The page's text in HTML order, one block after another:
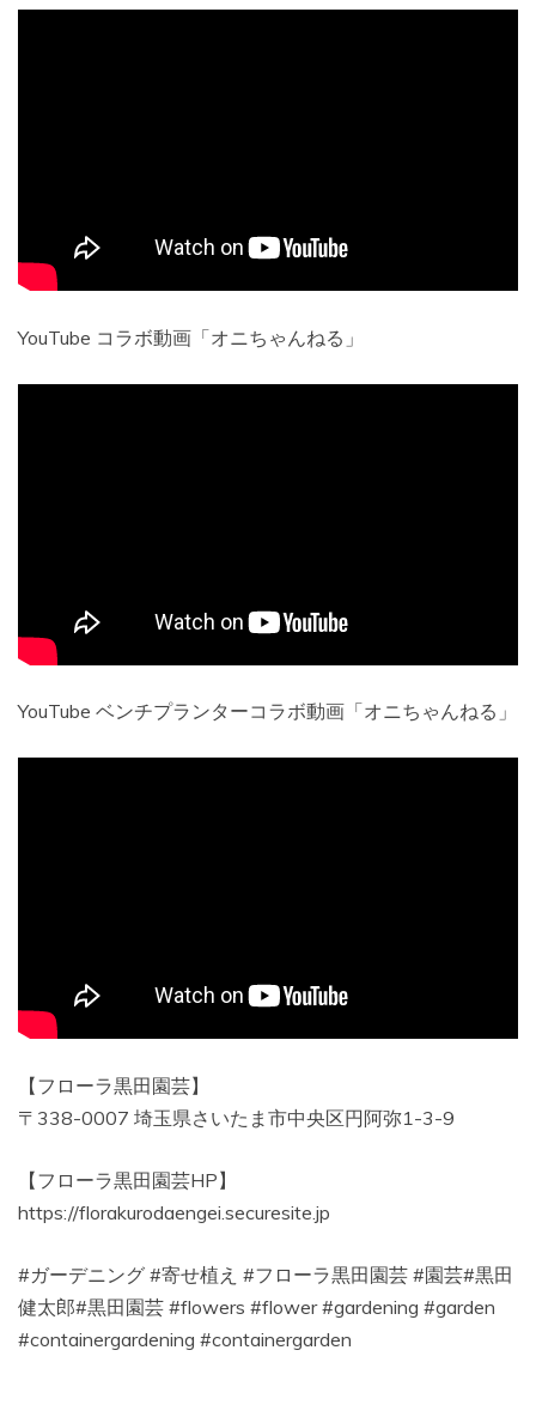
YouTube コラボ動画「オニちゃんねる」
YouTube ベンチプランターコラボ動画「オニちゃんねる」
【フローラ黒田園芸】
〒338-0007 埼玉県さいたま市中央区円阿弥1-3-9
【フローラ黒田園芸HP】
https://florakurodaengei.securesite.jp
#ガーデニング #寄せ植え #フローラ黒田園芸 #園芸#黒田
健太郎#黒田園芸 #flowers #flower #gardening #garden
#containergardening #containergarden